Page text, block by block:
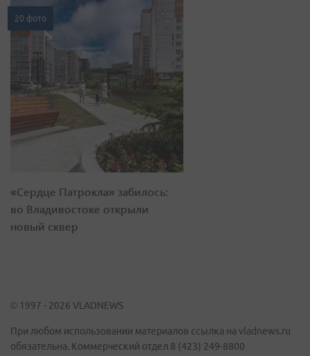
20 фото
«Сердце Патрокла» забилось:
во Владивостоке открыли
новый сквер
© 1997 - 2026 VLADNEWS
При любом использовании материалов ссылка на vladnews.ru
обязательна. Коммерческий отдел 8 (423) 249-8800